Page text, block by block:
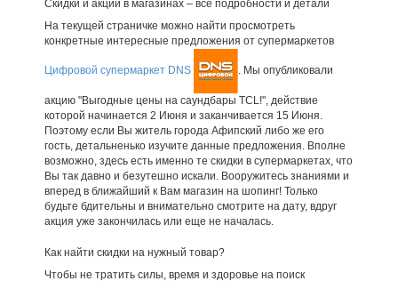
Скидки и акции в магазинах – все подробности и детали
На текущей страничке можно найти просмотреть
конкретные интересные предложения от супермаркетов
Цифровой супермаркет DNS . Мы опубликовали
акцию "Выгодные цены на саундбары TCL!", действие
которой начинается 2 Июня и заканчивается 15 Июня.
Поэтому если Вы житель города Афипский либо же его
гость, детальненько изучите данные предложения. Вполне
возможно, здесь есть именно те скидки в супермаркетах, что
Вы так давно и безутешно искали. Вооружитесь знаниями и
вперед в ближайший к Вам магазин на шопинг! Только
будьте бдительны и внимательно смотрите на дату, вдруг
акция уже закончилась или еще не началась.
Как найти скидки на нужный товар?
Чтобы не тратить силы, время и здоровье на поиск